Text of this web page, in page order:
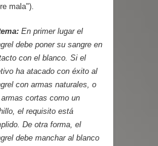
mala").
En primer lugar el
debe poner su sangre en
con el blanco. Si el
ha atacado con éxito al
con armas naturales, o
cortas como un
el requisito está
De otra forma, el
debe manchar al blanco